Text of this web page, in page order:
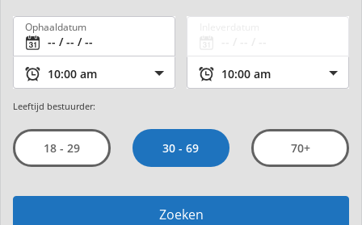
Ophaaldatum
Leeftijd bestuurder:
18 - 29 30 - 69 70+
Zoeken